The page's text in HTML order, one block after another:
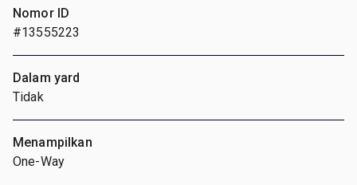
Nomor ID
#13555223
Dalam yard
Tidak
Menampilkan
One-Way